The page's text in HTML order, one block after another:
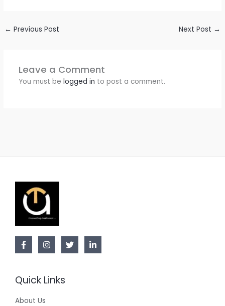
← Previous Post Next Post →
Leave a Comment
You must be logged in to post a comment.
Quick Links
About Us